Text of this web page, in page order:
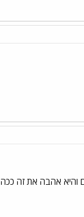
והיא אהבה את זה ככה